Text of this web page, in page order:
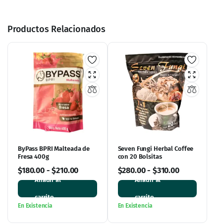
Productos Relacionados
ByPass BPRI Malteada de
Fresa 400g
$180.00-$210.00
Añadir al
carrito
En Existencia
Seven Fungi Herbal Coffee
con 20 Bolsitas
$280.00- $310.00
Añadir al
carrito
En Existencia